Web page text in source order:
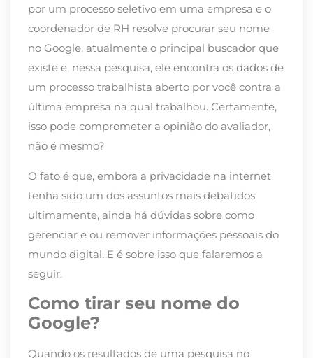
por um processo seletivo em uma empresa e o
coordenador de RH resolve procurar seu nome
no Google, atualmente o principal buscador que
existe e, nessa pesquisa, ele encontra os dados de
um processo trabalhista aberto por você contra a
última empresa na qual trabalhou. Certamente,
isso pode comprometer a opinião do avaliador,
não é mesmo?
O fato é que, embora a privacidade na internet
tenha sido um dos assuntos mais debatidos
ultimamente, ainda há dúvidas sobre como
gerenciar e ou remover informações pessoais do
mundo digital. E é sobre isso que falaremos a
seguir.
Como tirar seu nome do
Google?
Quando os resultados de uma pesquisa no